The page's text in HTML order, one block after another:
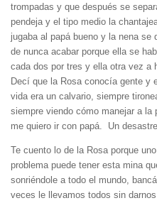
trompadas y que después se
pendeja y el tipo medio la
jugaba al papá bueno y la nena
de nunca acabar porque ella se
cada dos por tres y ella otra vez a
Decí que la Rosa conocía gente y
vida era un calvario, siempre
siempre viendo cómo manejar a
me quiero ir con papá. Un
Te cuento lo de la Rosa porque
problema puede tener esta mina
sonriéndole a todo el mundo,
veces le llevamos todos sin